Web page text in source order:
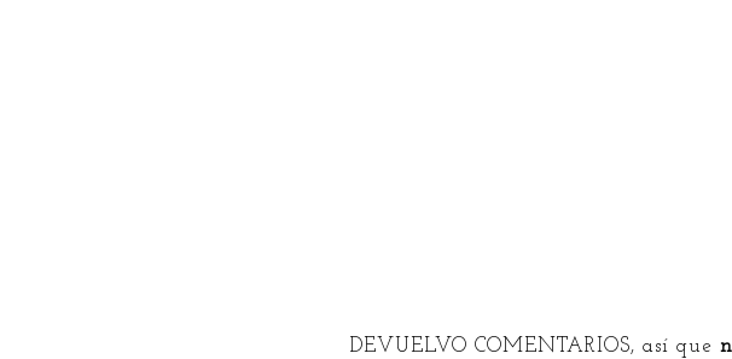
DEVUELVO COMENTARIOS, así que